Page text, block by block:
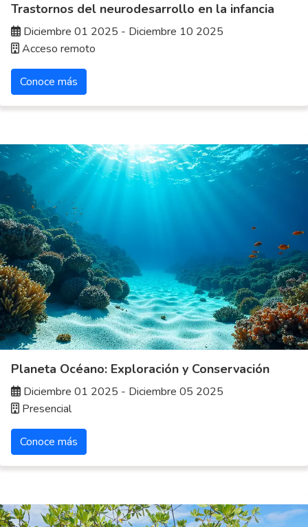
Trastornos del neurodesarrollo en la infancia
Diciembre 01 2025 - Diciembre 10 2025
Acceso remoto
Conoce más
Planeta Océano: Exploración y Conservación
Diciembre 01 2025 - Diciembre 05 2025
Presencial
Conoce más